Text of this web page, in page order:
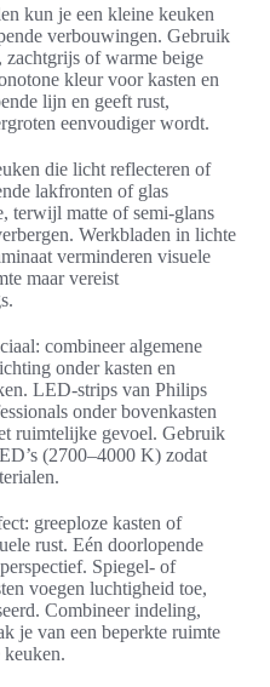
kun je een kleine keuken
verbouwingen. Gebruik
of warme beige
kleur voor kasten en
lijn en geeft rust,
eenvoudiger wordt.
die licht reflecteren of
lakfronten of glas
terwijl matte of semi-glans
Werkbladen in lichte
verminderen visuele
maar vereist
combineer algemene
onder kasten en
LED-strips van Philips
onder bovenkasten
ruimtelijke gevoel. Gebruik
(2700–4000 K) zodat
greeploze kasten of
rust. Eén doorlopende
Spiegel- of
voegen luchtigheid toe,
Combineer indeling,
je van een beperkte ruimte
keuken.